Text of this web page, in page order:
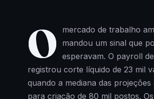
O
mercado de trabalho
mandou um sinal que
esperavam. O payroll
registrou corte líquido de 23 mil
quando a mediana das projeções
para criação de 80 mil postos.